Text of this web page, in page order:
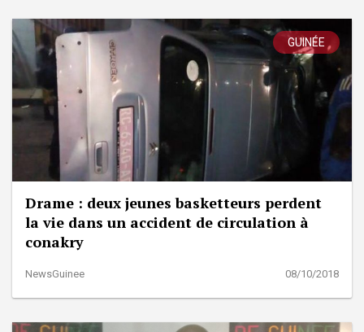
GUINÉE
Drame : deux jeunes basketteurs perdent
la vie dans un accident de circulation à
conakry
NewsGuinee 08/10/2018